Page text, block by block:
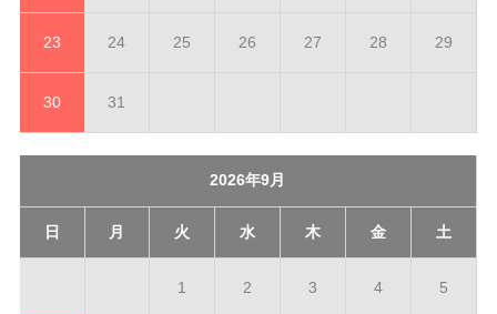
23 24 25 26 27 28 29
30 31
2026年9月
日 月 火 水 木 金 土
1 2 3 4 5